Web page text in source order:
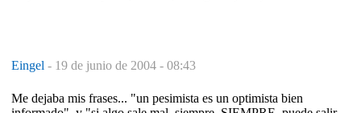
Eingel - 19 de junio de 2004 - 08:43
Me dejaba mis frases... "un pesimista es un optimista bien